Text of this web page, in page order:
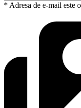
* Adresa de e-mail este